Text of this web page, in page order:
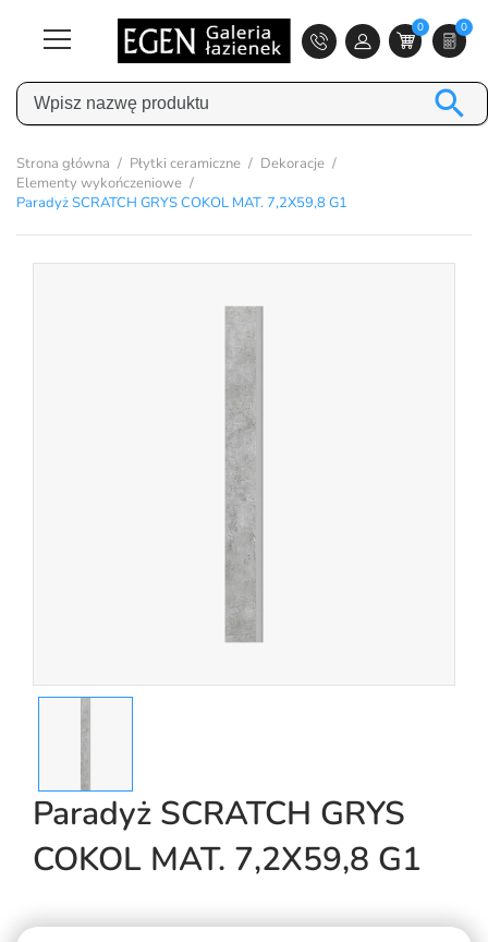
0 0

Strona główna Płytki ceramiczne
Dekoracje
Elementy wykończeniowe
Paradyż SCRATCH GRYS COKOL MAT. 7,2X59,8 G1
Paradyż SCRATCH GRYS
COKOL MAT. 7,2X59,8 G1